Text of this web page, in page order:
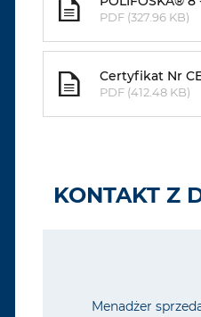
PDF (327.96 KB)
Certyfikat Nr
PDF (412.48 KB)
KONTAKT Z
Menadżer